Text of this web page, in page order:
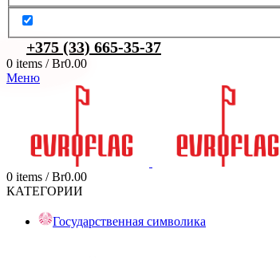
+375 (33) 665-35-37
0 items / Br0.00
Меню
0 items / Br0.00
КАТЕГОРИИ
Государственная символика